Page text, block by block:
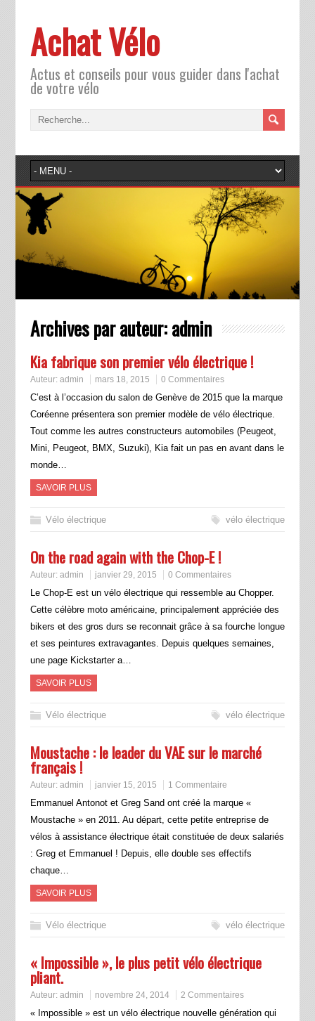
Achat Vélo
Actus et conseils pour vous guider dans l'achat
de votre vélo
Archives par auteur:admin
Kia fabrique son premier vélo électrique !
Auteur: admin mars 18, 2015 0 Commentaires
C’est à l’occasion du salon de Genève de 2015 que la marque
Coréenne présentera son premier modèle de vélo électrique.
Tout comme les autres constructeurs automobiles (Peugeot,
Mini, Peugeot, BMX, Suzuki), Kia fait un pas en avant dans le
monde…
SAVOIR PLUS
Vélo électrique vélo électrique
On the road again with the Chop-E !
Auteur: admin janvier 29, 2015 0 Commentaires
Le Chop-E est un vélo électrique qui ressemble au Chopper.
Cette célèbre moto américaine, principalement appréciée des
bikers et des gros durs se reconnait grâce à sa fourche longue
et ses peintures extravagantes. Depuis quelques semaines,
une page Kickstarter a…
SAVOIR PLUS
Vélo électrique vélo électrique
Moustache : le leader du VAE sur le marché
français !
Auteur: admin janvier 15, 2015 1 Commentaire
Emmanuel Antonot et Greg Sand ont créé la marque «
Moustache » en 2011. Au départ, cette petite entreprise de
vélos à assistance électrique était constituée de deux salariés
: Greg et Emmanuel ! Depuis, elle double ses effectifs
chaque…
SAVOIR PLUS
Vélo électrique vélo électrique
« Impossible », le plus petit vélo électrique
pliant.
Auteur: admin novembre 24, 2014 2 Commentaires
« Impossible » est un vélo électrique nouvelle génération qui